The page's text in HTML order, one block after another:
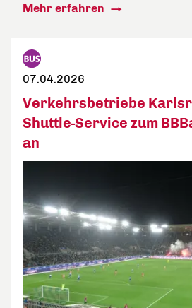
Mehr erfahren
07.04.2026
Verkehrsbetriebe
Shuttle-Service zum
an